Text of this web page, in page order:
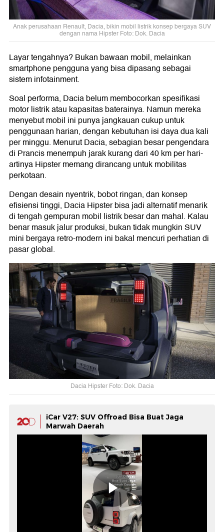
Anak perusahaan Renault, Dacia, bikin mobil listrik konsep bergaya SUV
dengan nama Hipster Foto: Dok. Dacia
Layar tengahnya? Bukan bawaan mobil, melainkan
smartphone pengguna yang bisa dipasang sebagai
sistem infotainment.
Soal performa, Dacia belum membocorkan spesifikasi
motor listrik atau kapasitas baterainya. Namun mereka
menyebut mobil ini punya jangkauan cukup untuk
penggunaan harian, dengan kebutuhan isi daya dua kali
per minggu. Menurut Dacia, sebagian besar pengendara
di Prancis menempuh jarak kurang dari 40 km per hari-
artinya Hipster memang dirancang untuk mobilitas
perkotaan.
Dengan desain nyentrik, bobot ringan, dan konsep
efisiensi tinggi, Dacia Hipster bisa jadi alternatif menarik
di tengah gempuran mobil listrik besar dan mahal. Kalau
benar masuk jalur produksi, bukan tidak mungkin SUV
mini bergaya retro-modern ini bakal mencuri perhatian di
pasar global.
Dacia Hipster Foto: Dok. Dacia
iCar V27: SUV Offroad Bisa Buat Jaga
Marwah Daerah